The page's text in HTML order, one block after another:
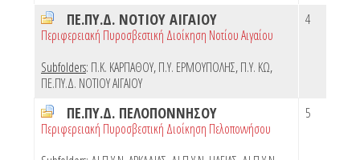
ΠΕ.ΠΥ.Δ. ΝΟΤΙΟΥ ΑΙΓΑΙΟΥ
Περιφερειακή Πυροσβεστική Διοίκηση Νοτίου Αιγαίου
Subfolders: Π.Κ. ΚΑΡΠΑΘΟΥ,Π.Υ. ΕΡΜΟΥΠΟΛΗΣ,Π.Υ. ΚΩ,
ΠΕ.ΠΥ.Δ. ΝΟΤΙΟΥ ΑΙΓΑΙΟΥ
4
ΠΕ.ΠΥ.Δ. ΠΕΛΟΠΟΝΝΗΣΟΥ
Περιφερειακή Πυροσβεστική Διοίκηση Πελοποννήσου
5